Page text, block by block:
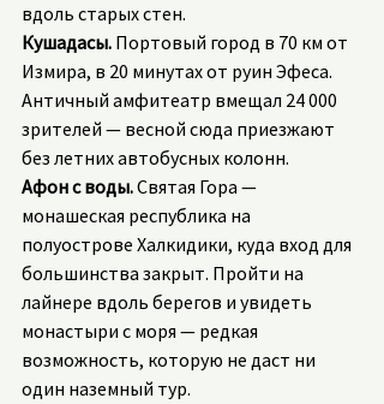
вдоль старых стен.
Кушадасы. Портовый город в 70 км от
Измира, в 20 минутах от руин Эфеса.
Античный амфитеатр вмещал 24 000
зрителей — весной сюда приезжают
без летних автобусных колонн.
Афон с воды. Святая Гора —
монашеская республика на
полуострове Халкидики, куда вход для
большинства закрыт. Пройти на
лайнере вдоль берегов и увидеть
монастыри с моря — редкая
возможность, которую не даст ни
один наземный тур.